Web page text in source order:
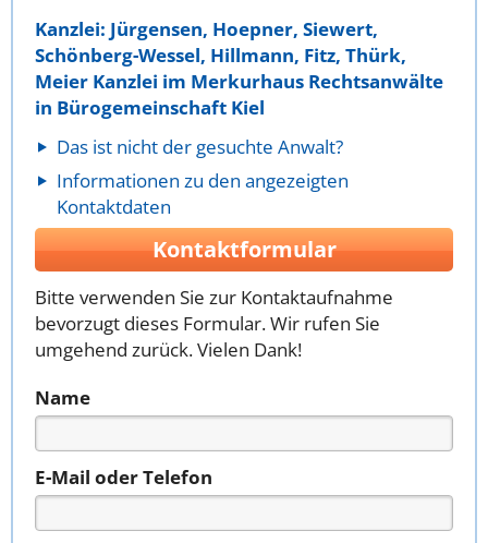
Kanzlei: Jürgensen, Hoepner, Siewert,
Schönberg-Wessel, Hillmann, Fitz, Thürk,
Meier Kanzlei im Merkurhaus Rechtsanwälte
in Bürogemeinschaft Kiel
Das ist nicht der gesuchte Anwalt?
Informationen zu den angezeigten
Kontaktdaten
Kontaktformular
Bitte verwenden Sie zur Kontaktaufnahme
bevorzugt dieses Formular. Wir rufen Sie
umgehend zurück. Vielen Dank!
Name
E-Mail oder Telefon